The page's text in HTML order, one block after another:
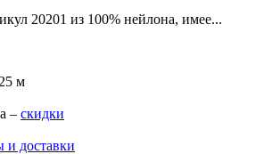
20201 из 100% нейлона, имее...
25 м
– скидки
и доставки